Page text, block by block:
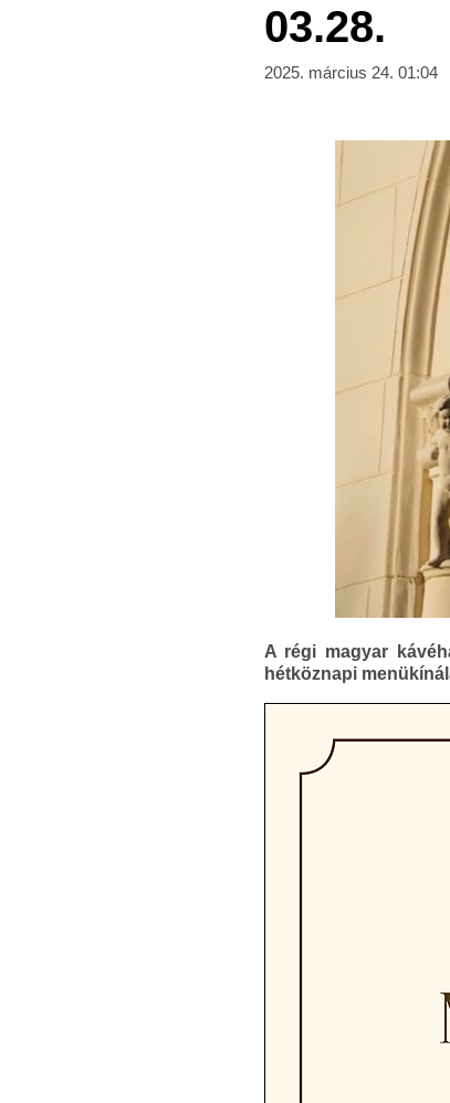
03.28.
2025. március 24. 01:04
A régi magyar
hétköznapi